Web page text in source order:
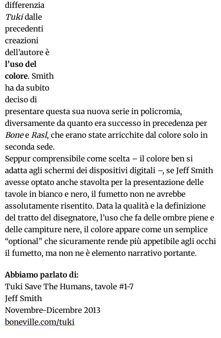
differenzia
Tukidalle
precedenti
creazioni
dell’autore è
l’uso del
colore. Smith
ha da subito
deciso di
presentare questa sua nuova serie in policromia,
diversamente da quanto era successo in precedenza per
Bonee Rasl, che erano state arricchite dal colore solo in
seconda sede.
Seppur comprensibile come scelta – il colore ben si
adatta agli schermi dei dispositivi digitali –, se Jeff Smith
avesse optato anche stavolta per la presentazione delle
tavole in bianco e nero, il fumetto non ne avrebbe
assolutamente risentito. Data la qualità e la definizione
del tratto del disegnatore, l’uso che fa delle ombre piene e
delle campiture nere, il colore appare come un semplice
“optional” che sicuramente rende più appetibile agli occhi
il fumetto, ma non ne è elemento narrativo portante.
Abbiamo parlato di:
Tuki Save The Humans, tavole #1-7
Jeff Smith
Novembre-Dicembre 2013
boneville.com/tuki